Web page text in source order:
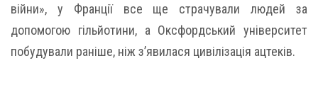
війни», у Франції все ще страчували людей за
допомогою гільйотини, а Оксфордський університет
побудували раніше, ніж з’явилася цивілізація ацтеків.